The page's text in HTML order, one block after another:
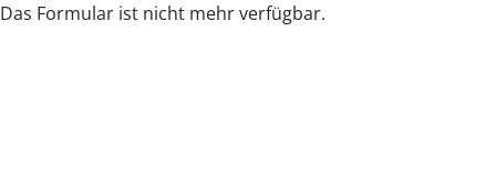
Das Formular ist nicht mehr verfügbar.